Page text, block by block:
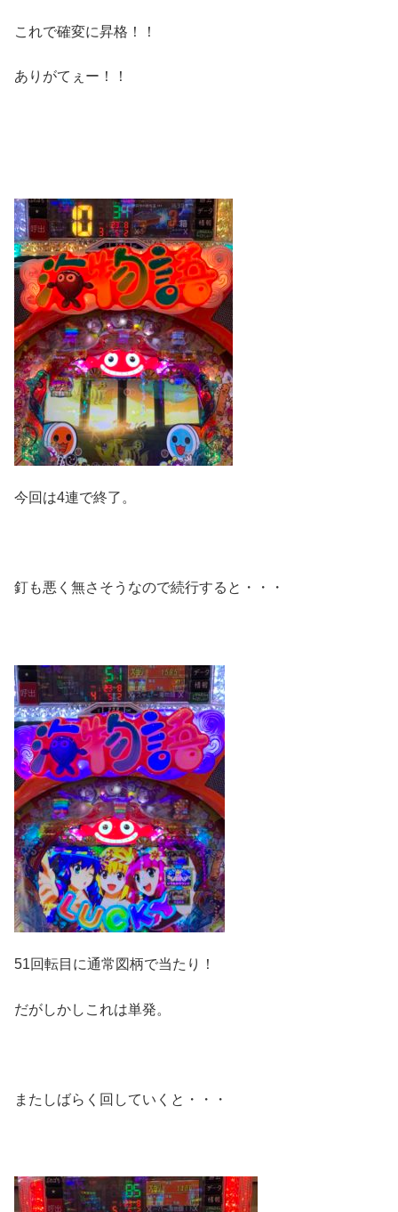
これで確変に昇格！！
ありがてぇー！！
今回は4連で終了。
釘も悪く無さそうなので続行すると・・・
51回転目に通常図柄で当たり！
だがしかしこれは単発。
またしばらく回していくと・・・